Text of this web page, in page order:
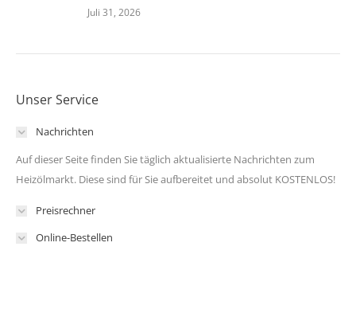
Juli 31, 2026
Unser Service
Nachrichten
Auf dieser Seite finden Sie täglich aktualisierte Nachrichten zum
Heizölmarkt. Diese sind für Sie aufbereitet und absolut KOSTENLOS!
Preisrechner
Online-Bestellen